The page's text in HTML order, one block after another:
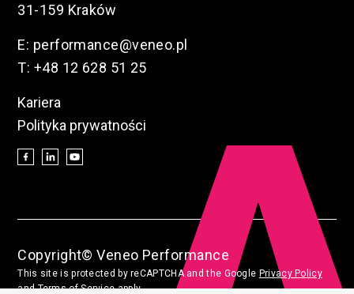
31-159 Kraków
E: performance@veneo.pl
T: +48 12 628 51 25
Kariera
Polityka prywatności
Copyright© Veneo Performance
This site is protected by reCAPTCHA and the Google Privacy Policy
andTerms of Serviceapply.